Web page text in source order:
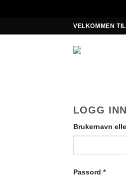
to
VELKOMMEN
LOGG INN
Brukernavn
Passord *